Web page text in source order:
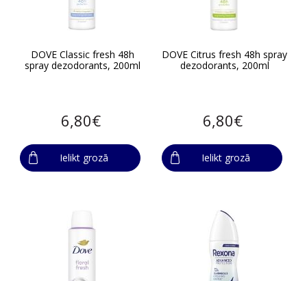
DOVE Classic fresh 48h
spray dezodorants, 200ml
6,80€
Ielikt grozā
DOVE Citrus fresh 48h spray
dezodorants, 200ml
6,80€
Ielikt grozā